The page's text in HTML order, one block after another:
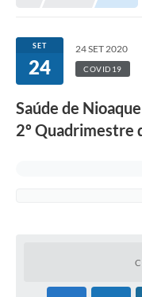
SET
24
24 SET 2020
COVID19
Saúde de
2º Quadrimestre